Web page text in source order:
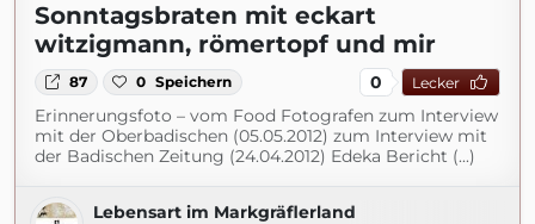
Sonntagsbraten mit eckart
witzigmann, römertopf und mir
87 0 Speichern 0 Lecker
Erinnerungsfoto – vom Food Fotografen zum Interview
mit der Oberbadischen (05.05.2012) zum Interview mit
der Badischen Zeitung (24.04.2012) Edeka Bericht (...)
Lebensart im Markgräflerland